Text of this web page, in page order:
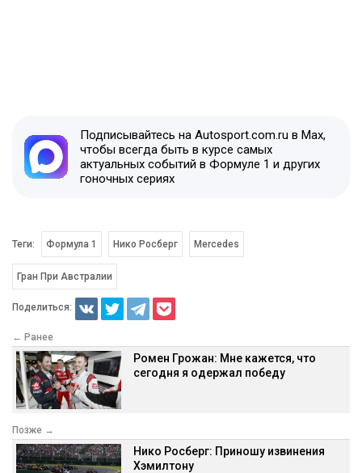
Подписывайтесь на Autosport.com.ru в Max,
чтобы всегда быть в курсе самых
актуальных событий в Формуле 1 и других
гоночных сериях
Теги: Формула 1 Нико Росберг Mercedes
Гран При Австралии
Поделиться:
← Ранее
Ромен Грожан: Мне кажется, что
сегодня я одержал победу
Позже →
Нико Росберг: Приношу извинения
Хэмилтону